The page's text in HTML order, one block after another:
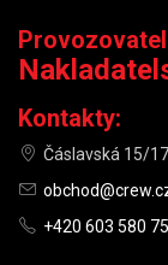
Kontakty:
Čáslavská 15/
+420 603 580